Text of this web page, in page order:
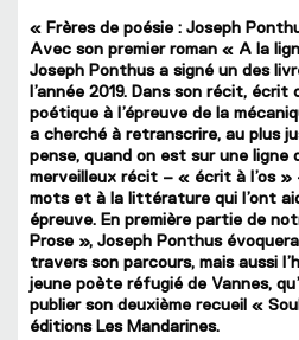
« Frères de poésie : Joseph
Avec son premier roman « A la
Joseph Ponthus a signé un des
l’année 2019. Dans son récit, écrit
poétique à l’épreuve de la
a cherché à retranscrire, au plus
pense, quand on est sur une ligne
merveilleux récit – « écrit à l’os »
mots et à la littérature qui l’ont
épreuve. En première partie de
Prose », Joseph Ponthus
travers son parcours, mais aussi
jeune poète réfugié de Vannes,
publier son deuxième recueil «
éditions Les Mandarines.